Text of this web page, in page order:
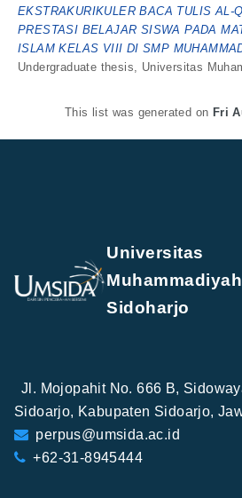
EKSTRAKURIKULER BACA TULIS AL-
PRESTASI BELAJAR SISWA PADA
ISLAM KELAS VIII DI SMP
Undergraduate thesis, Universitas
This list was generated on Fri
Universitas
Muhammadiyah
Sidoharjo
Jl. Mojopahit No. 666 B,
Sidoarjo, Kabupaten Sidoarjo,
perpus@umsida.ac.id
+62-31-8945444